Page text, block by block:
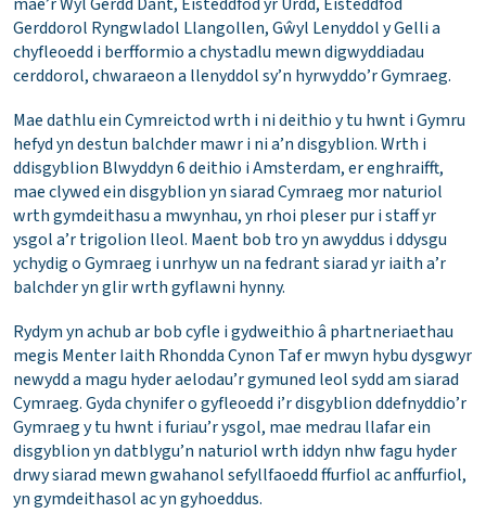
Gerddorol Ryngwladol Llangollen, Gŵyl Lenyddol y Gelli a
chyfleoedd i berfformio a chystadlu mewn digwyddiadau
cerddorol, chwaraeon a llenyddol sy’n hyrwyddo’r Gymraeg.
Mae dathlu ein Cymreictod wrth i ni deithio y tu hwnt i Gymru
hefyd yn destun balchder mawr i ni a’n disgyblion. Wrth i
ddisgyblion Blwyddyn 6 deithio i Amsterdam, er enghraifft,
mae clywed ein disgyblion yn siarad Cymraeg mor naturiol
wrth gymdeithasu a mwynhau, yn rhoi pleser pur i staff yr
ysgol a’r trigolion lleol. Maent bob tro yn awyddus i ddysgu
ychydig o Gymraeg i unrhyw un na fedrant siarad yr iaith a’r
balchder yn glir wrth gyflawni hynny.
Rydym yn achub ar bob cyfle i gydweithio â phartneriaethau
megis Menter Iaith Rhondda Cynon Taf er mwyn hybu dysgwyr
newydd a magu hyder aelodau’r gymuned leol sydd am siarad
Cymraeg. Gyda chynifer o gyfleoedd i’r disgyblion ddefnyddio’r
Gymraeg y tu hwnt i furiau’r ysgol, mae medrau llafar ein
disgyblion yn datblygu’n naturiol wrth iddyn nhw fagu hyder
drwy siarad mewn gwahanol sefyllfaoedd ffurfiol ac anffurfiol,
yn gymdeithasol ac yn gyhoeddus.